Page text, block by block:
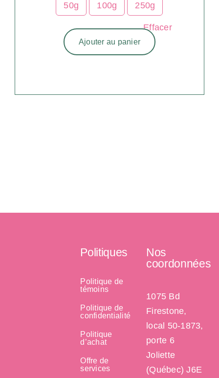
50g 100g 250g
Effacer
Ajouter au panier
Politiques
Politique de
témoins
Politique de
confidentialité
Politique
d’achat
Offre de
services
Nos
coordonnées
1075 Bd
Firestone,
local 50-1873,
porte 6
Joliette
(Québec) J6E